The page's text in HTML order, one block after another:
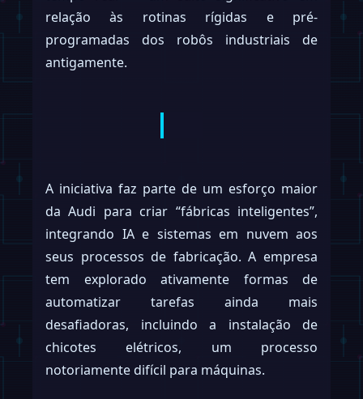
relação às rotinas rígidas e pré-
programadas dos robôs industriais de
antigamente.
A iniciativa faz parte de um esforço maior
da Audi para criar “fábricas inteligentes”,
integrando IA e sistemas em nuvem aos
seus processos de fabricação. A empresa
tem explorado ativamente formas de
automatizar tarefas ainda mais
desafiadoras, incluindo a instalação de
chicotes elétricos, um processo
notoriamente difícil para máquinas.